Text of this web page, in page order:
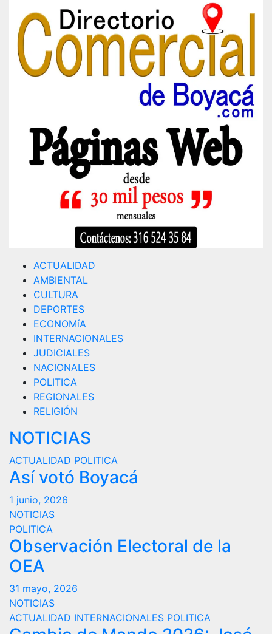
ACTUALIDAD
AMBIENTAL
CULTURA
DEPORTES
ECONOMíA
INTERNACIONALES
JUDICIALES
NACIONALES
POLITICA
REGIONALES
RELIGIÓN
NOTICIAS
ACTUALIDAD POLITICA
Así votó Boyacá
1 junio, 2026
NOTICIAS
POLITICA
Observación Electoral de la
OEA
31 mayo, 2026
NOTICIAS
ACTUALIDAD INTERNACIONALES POLITICA